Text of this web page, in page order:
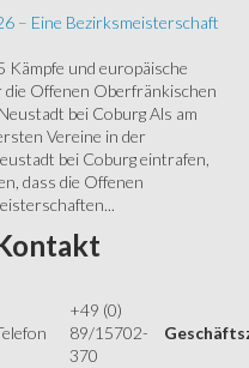
– Eine Bezirksmeisterschaft
Kämpfe und europäische
Offenen Oberfränkischen
bei Coburg Als am
Vereine in der
bei Coburg eintrafen,
dass die Offenen
+49 (0)
89/15702-
370